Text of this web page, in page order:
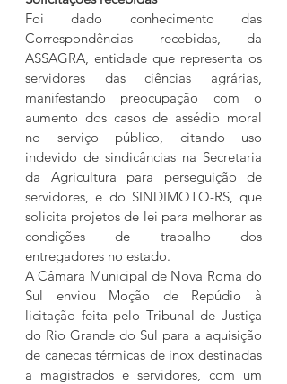
Foi dado conhecimento das
Correspondências recebidas, da
ASSAGRA, entidade que representa os
servidores das ciências agrárias,
manifestando preocupação com o
aumento dos casos de assédio moral
no serviço público, citando uso
indevido de sindicâncias na Secretaria
da Agricultura para perseguição de
servidores, e do SINDIMOTO-RS, que
solicita projetos de lei para melhorar as
condições de trabalho dos
entregadores no estado.
A Câmara Municipal de Nova Roma do
Sul enviou Moção de Repúdio à
licitação feita pelo Tribunal de Justiça
do Rio Grande do Sul para a aquisição
de canecas térmicas de inox destinadas
a magistrados e servidores, com um